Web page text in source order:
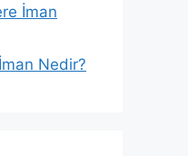
İman
Nedir?